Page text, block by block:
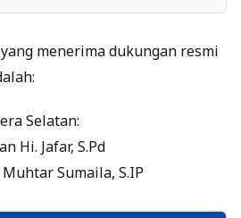
menerima dukungan resmi
Selatan:
Hi. Jafar, S.Pd
Sumaila, S.IP